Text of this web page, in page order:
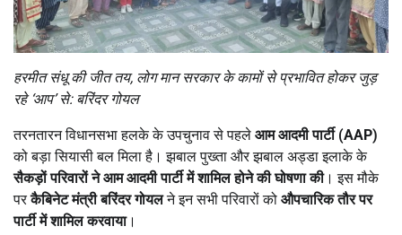
हरमीत संधू की जीत तय, लोग मान सरकार के कामों से प्रभावित होकर जुड़
रहे आप’से: बरिंदर गोयल
तरनतारन विधानसभा हलके के उपचुनाव से पहले आम आदमी पार्टी (AAP)
को बड़ा सियासी बल मिला है। झबाल पुख्ता और झबाल अड्डा इलाके के
सैकड़ों परिवारों ने आम आदमी पार्टी में शामिल होने की घोषणा की। इस मौके
परकैबिनेट मंत्री बरिंदर गोयलने इन सभी परिवारों को औपचारिक तौर पर
पार्टी में शामिल करवाया।